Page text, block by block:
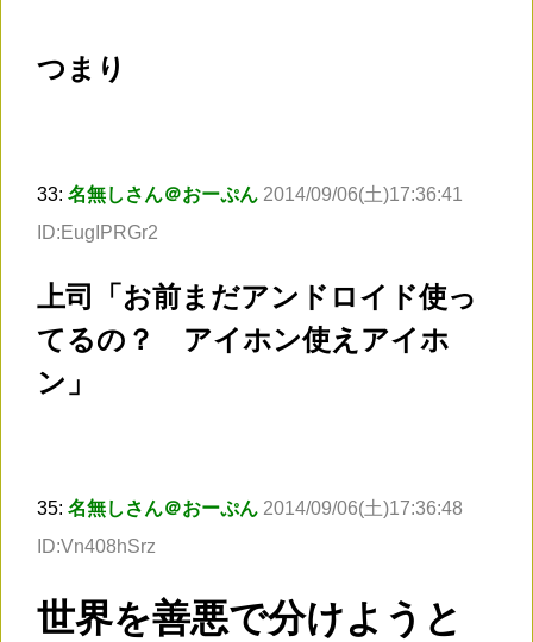
つまり
33: 名無しさん＠おーぷん 2014/09/06(土)17:36:41
ID:EugIPRGr2
上司「お前まだアンドロイド使っ
てるの？ アイホン使えアイホ
ン」
35: 名無しさん＠おーぷん 2014/09/06(土)17:36:48
ID:Vn408hSrz
世界を善悪で分けようと